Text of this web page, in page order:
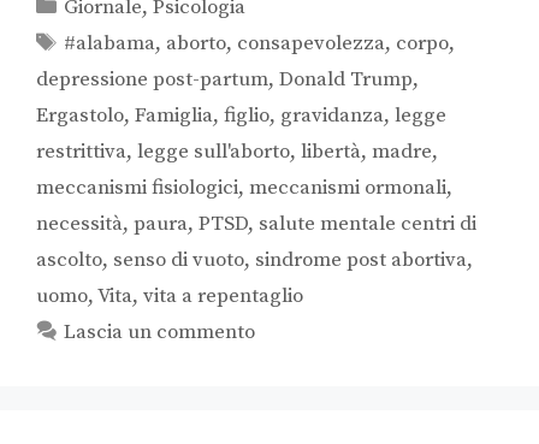
Giornale,Psicologia
#alabama, aborto, consapevolezza, corpo,
depressione post-partum, Donald Trump,
Ergastolo, Famiglia, figlio, gravidanza, legge
restrittiva, legge sull'aborto, libertà, madre,
meccanismi fisiologici, meccanismi ormonali,
necessità, paura, PTSD, salute mentale centri di
ascolto, senso di vuoto, sindrome post abortiva,
uomo,Vita, vita a repentaglio
Lascia un commento